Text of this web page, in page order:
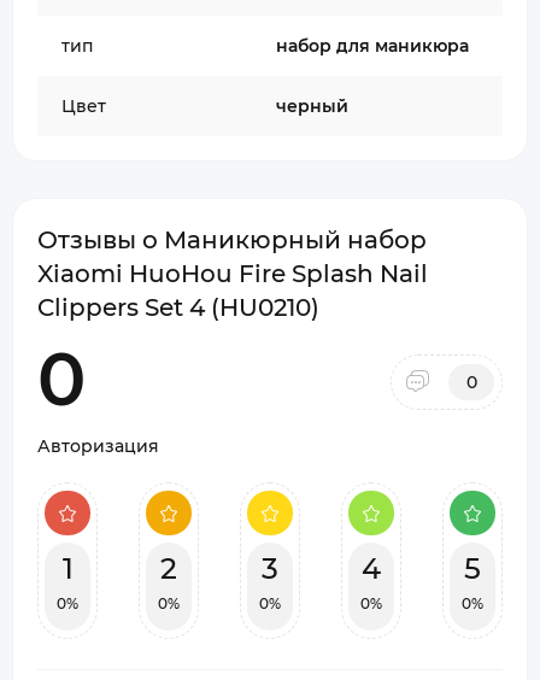
тип набор для маникюра
Цвет черный
Отзывы о Маникюрный набор
Xiaomi HuoHou Fire Splash Nail
Clippers Set 4 (HU0210)
0 0
Авторизация
1
0%
2
0%
3
0%
4
0%
5
0%